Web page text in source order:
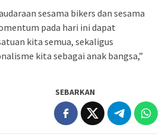
sesama bikers dan sesama
pada hari ini dapat
kita semua, sekaligus
kita sebagai anak bangsa,”
SEBARKAN